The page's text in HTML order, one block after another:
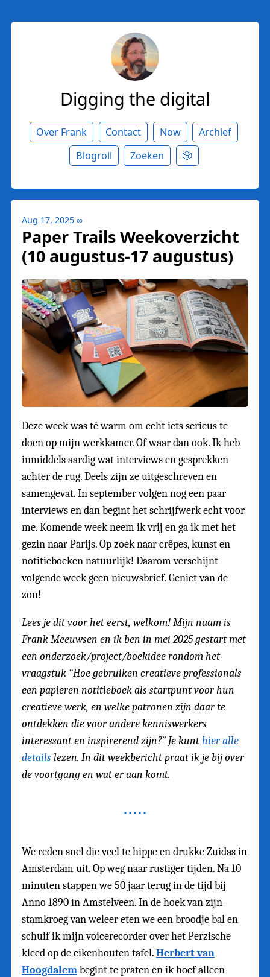
Digging the digital
Over Frank Contact Now
Archief
Blogroll
Zoeken 🎲
Aug 17, 2025 ∞
Paper Trails Weekoverzicht
(10 augustus-17 augustus)
Deze week was té warm om echt iets serieus te
doen op mijn werkkamer. Of waar dan ook. Ik heb
inmiddels aardig wat interviews en gesprekken
achter de rug. Deels zijn ze uitgeschreven en
samengevat. In september volgen nog een paar
interviews en dan begint het schrijfwerk echt voor
me. Komende week neem ik vrij en ga ik met het
gezin naar Parijs. Op zoek naar crêpes, kunst en
notitieboeken natuurlijk! Daarom verschijnt
volgende week geen nieuwsbrief. Geniet van de
zon!
Lees je dit voor het eerst, welkom! Mijn naam is
Frank Meeuwsen en ik ben in mei 2025 gestart met
een onderzoek/project/boekidee rondom het
vraagstuk “Hoe gebruiken creatieve professionals
een papieren notitieboek als startpunt voor hun
creatieve werk, en welke patronen zijn daar te
ontdekken die voor andere kenniswerkers
interessant en inspirerend zijn?” Je kunthier alle
detailslezen. In dit weekbericht praat ik je bij over
de voortgang en wat er aan komt.
We reden snel die veel te hippe en drukke Zuidas in
Amsterdam uit. Op weg naar rustiger tijden. Na 10
minuten stappen we 50 jaar terug in de tijd bij
Anno 1890 in Amstelveen. In de hoek van zijn
stamkroeg van weleer eten we een broodje bal en
schuif ik mijn voicerecorder over het Perzische
kleed op de eikenhouten tafel.Herbert van
Hoogdalembegint te praten en ik hoef alleen